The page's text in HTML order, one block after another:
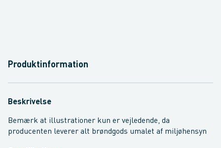
Produktinformation
Beskrivelse
Bemærk at illustrationer kun er vejledende, da
producenten leverer alt brøndgods umalet af miljøhensyn